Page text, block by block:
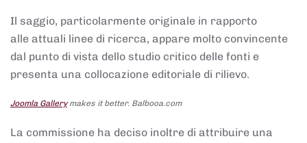
Il saggio, particolarmente originale in rapporto
alle attuali linee di ricerca, appare molto convincente
dal punto di vista dello studio critico delle fonti e
presenta una collocazione editoriale di rilievo.
Joomla Gallerymakes it better. Balbooa.com
La commissione ha deciso inoltre di attribuire una